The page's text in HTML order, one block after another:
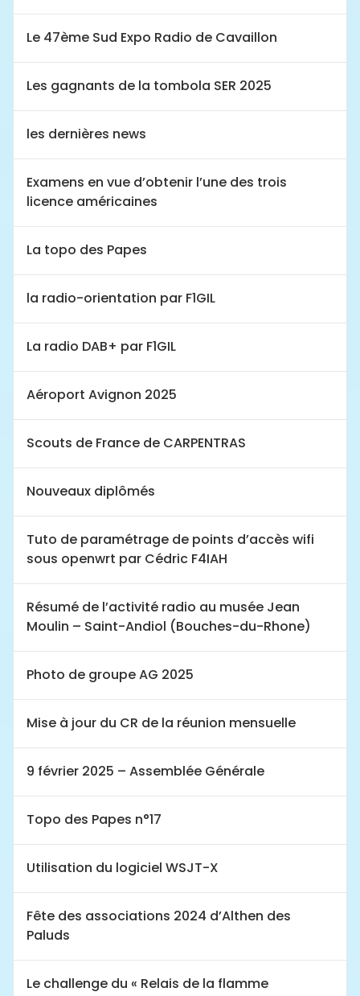
Le 47ème Sud Expo Radio de Cavaillon
Les gagnants de la tombola SER 2025
les dernières news
Examens en vue d’obtenir l’une des trois
licence américaines
La topo des Papes
la radio-orientation par F1GIL
La radio DAB+ par F1GIL
Aéroport Avignon 2025
Scouts de France de CARPENTRAS
Nouveaux diplômés
Tuto de paramétrage de points d’accès wifi
sous openwrt par Cédric F4IAH
Résumé de l’activité radio au musée Jean
Moulin – Saint-Andiol (Bouches-du-Rhone)
Photo de groupe AG 2025
Mise à jour du CR de la réunion mensuelle
9 février 2025 – Assemblée Générale
Topo des Papes n°17
Utilisation du logiciel WSJT-X
Fête des associations 2024 d’Althen des
Paluds
Le challenge du « Relais de la flamme